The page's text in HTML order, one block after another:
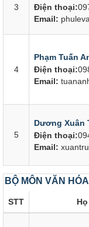
3
Điện thoại:
Email:
4
Phạm Tuấn
Điện thoại:
Email:
5
Dương Xuân
Điện thoại:
Email:
BỘ MÔN VĂN HÓA
STT